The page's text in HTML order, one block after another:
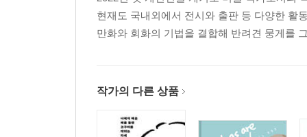
현재도 국내외에서 전시와 출판 등 다양한 활
만화와 회화의 기법을 결합해 반려견 뭉게를
작가의 다른 상품